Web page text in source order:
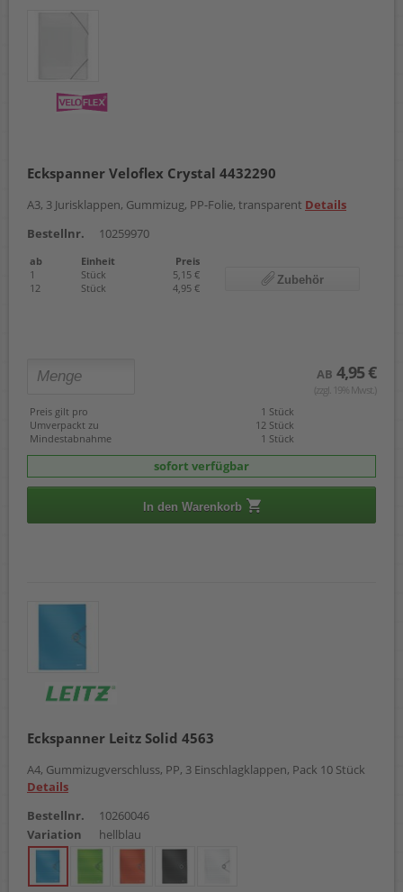
Eckspanner Veloflex Crystal 4432290
A3, 3 Jurisklappen, Gummizug, PP-Folie, transparent Details
Bestellnr.
10259970
ab Einheit
Preis
1
Stück
5,15 €
12
Stück 4,95 €
Zubehör
AB 4,95 €
(zzgl. 19% Mwst.)
Preis gilt pro
1 Stück
Umverpackt zu
12 Stück
Mindestabnahme
1 Stück
sofort verfügbar
In den Warenkorb
Eckspanner Leitz Solid 4563
A4, Gummizugverschluss, PP, 3 Einschlagklappen, Pack 10 Stück
Details
Bestellnr.
10260046
Variation
hellblau